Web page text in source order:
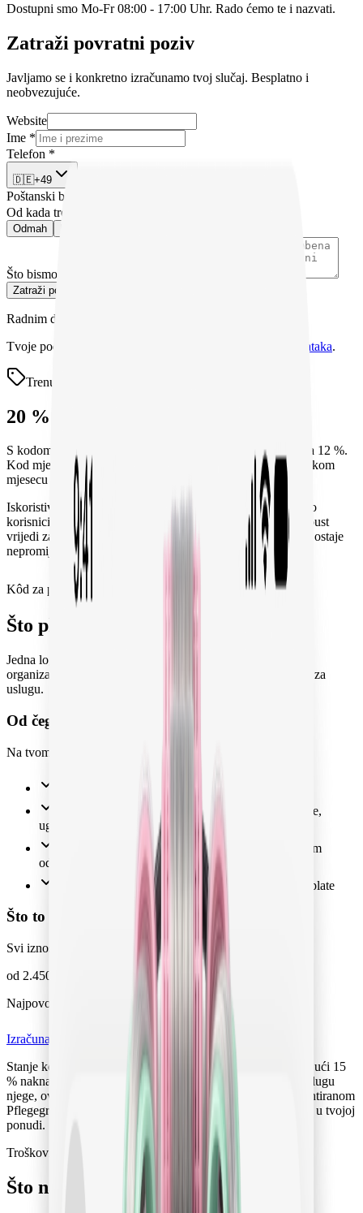
Dostupni smo Mo-Fr 08:00 - 17:00 Uhr. Rado ćemo te i nazvati.
Zatraži povratni poziv
Javljamo se i konkretno izračunamo tvoj slučaj. Besplatno i
neobvezujuće.
Website
Ime *
Telefon *
🇩🇪+49
Poštanski broj ili mjesto
Od kada trebaš podršku?
Odmah
Što bismo trebali znati? (neobavezno)
Zatraži povratni poziv
Radnim danima nazovemo unutar 30 minuta.
Tvoje podatke koristimo samo za savjetovanje.
Zaštita podataka.
Trenutna ponuda
20 % popusta na naknadu za uslugu
S kodom START20 naša naknada za uslugu pada s 15 % na 12 %.
Kod mjesečne cijene od 2.450 € to je oko 64 € manje, u svakom
mjesecu rezervacije.
Iskoristivo u koraku rezervacije „Kod za popust”, jednom po
korisnici ili korisniku, za rezervacije do 30. rujna 2026.. Popust
vrijedi za naknadu za uslugu CAIR-a. Honorar njegovatelja ostaje
nepromijenjen.
Kôd za popust
Što plaćaš
Jedna logika cijene, svejedno rezerviraš li sam ili prepuštaš
organizaciju nama: honorar njegovatelja plus 15 % naknade za
uslugu.
Od čega se sastoji tvoja cijena
Na tvom računu stoje točno ove stavke.
15 % naknade za uslugu za provjeru, posredovanje,
ugovor i podršku
150 € putnih troškova po svakom dolasku i svakom
odlasku njegovateljice
Savjetovanje i osiguranje od odgovornosti bez doplate
Što to znači mjesečno
Svi iznosi uključuju naknadu za uslugu.
od 2.450 € / mjesec
Najpovoljnija mjesečna cijena koju trenutačno posredujemo.
Izračunaj vlastiti udio
Stanje kolovoz 2026.. Svi iznosi su mjesečne cijene uključujući 15
% naknade za uslugu. Obračunava li se dodatno PDV na uslugu
njege, ovisi o poreznoj klasifikaciji njegovatelja i o dokumentiranom
Pflegegrad (§ 4 Nr. 16, § 19 UStG). Obvezujuća cijena stoji u tvojoj
ponudi.
Troškovi i potpore
Što na kraju ostaje na tebi?